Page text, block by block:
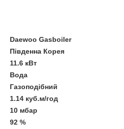
Daewoo Gasboiler
Південна Корея
11.6 кВт
Вода
Газоподібний
1.14 куб.м/год
10 мбар
92 %